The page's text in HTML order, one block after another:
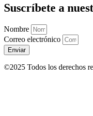
Suscríbete a
Nombre
Correo electrónico
Enviar
©2025 Todos los derechos